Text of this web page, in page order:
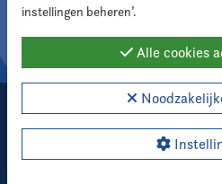
2026 Nederlandse
Cookie
instellingen beheren’.
Alle cookies